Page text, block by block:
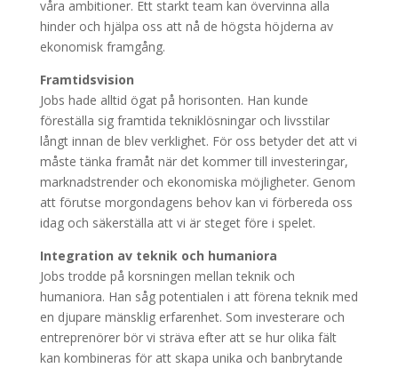
våra ambitioner. Ett starkt team kan övervinna alla
hinder och hjälpa oss att nå de högsta höjderna av
ekonomisk framgång.
Framtidsvision
Jobs hade alltid ögat på horisonten. Han kunde
föreställa sig framtida tekniklösningar och livsstilar
långt innan de blev verklighet. För oss betyder det att vi
måste tänka framåt när det kommer till investeringar,
marknadstrender och ekonomiska möjligheter. Genom
att förutse morgondagens behov kan vi förbereda oss
idag och säkerställa att vi är steget före i spelet.
Integration av teknik och humaniora
Jobs trodde på korsningen mellan teknik och
humaniora. Han såg potentialen i att förena teknik med
en djupare mänsklig erfarenhet. Som investerare och
entreprenörer bör vi sträva efter att se hur olika fält
kan kombineras för att skapa unika och banbrytande